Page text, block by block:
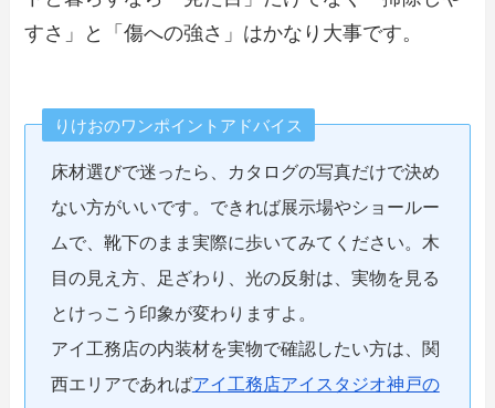
すさ」と「傷への強さ」はかなり大事です。
りけおのワンポイントアドバイス
床材選びで迷ったら、カタログの写真だけで決め
ない方がいいです。できれば展示場やショールー
ムで、靴下のまま実際に歩いてみてください。木
目の見え方、足ざわり、光の反射は、実物を見る
とけっこう印象が変わりますよ。
アイ工務店の内装材を実物で確認したい方は、関
西エリアであればアイ工務店アイスタジオ神戸の